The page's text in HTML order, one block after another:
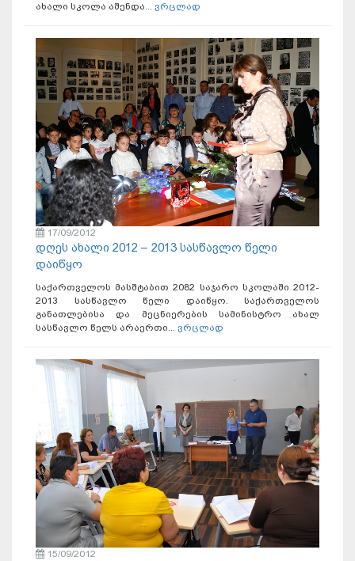
ახალი სკოლა აშენდა... ვრცლად
17/09/2012
დღეს ახალი 2012 – 2013 სასწავლო წელი
დაიწყო
საქართველოს მასშტაბით 2082 საჯარო სკოლაში 2012-
2013 სასწავლო წელი დაიწყო. საქართველოს
განათლებისა და მეცნიერების სამინისტრო ახალ
სასწავლო წელს არაერთი... ვრცლად
15/09/2012